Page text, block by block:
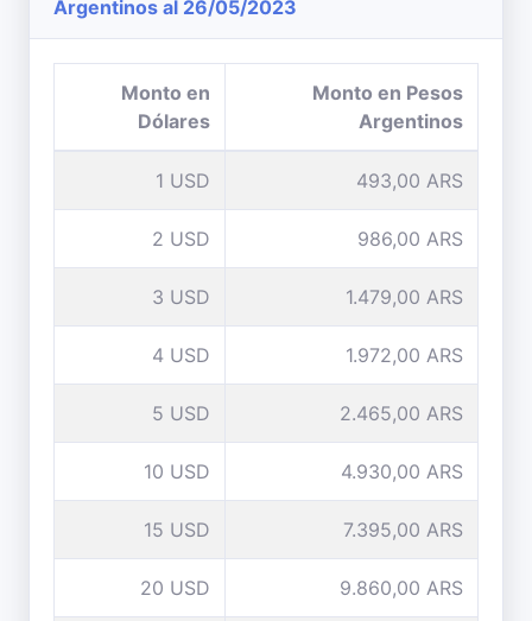
Argentinos al 26/05/2023
Monto en
Dólares
Monto en Pesos
Argentinos
1 USD 493,00 ARS
2 USD 986,00 ARS
3 USD 1.479,00 ARS
4 USD 1.972,00 ARS
5 USD 2.465,00 ARS
10 USD 4.930,00 ARS
15 USD 7.395,00 ARS
20 USD 9.860,00 ARS